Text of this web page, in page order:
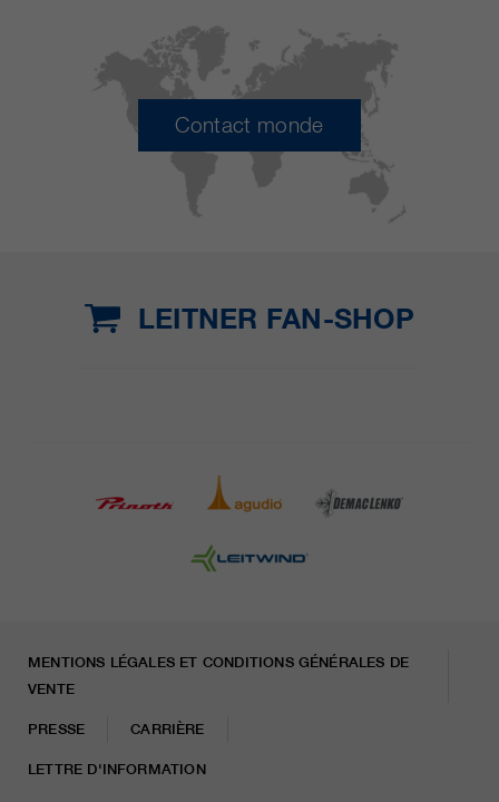
Contact monde
LEITNER FAN-SHOP
MENTIONS LÉGALES ET CONDITIONS GÉNÉRALES DE
VENTE
PRESSE CARRIÈRE
LETTRE D'INFORMATION